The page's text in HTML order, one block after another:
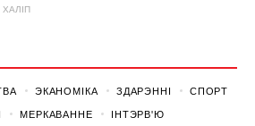
ХАЛІП
ЭКАНОМІКА ЗДАРЭННI СПОРТ
МЕРКАВАННЕ ІНТЭРВ'Ю